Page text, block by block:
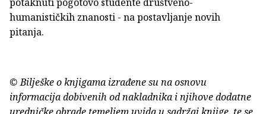
humanističkih znanosti - na postavljanje novih
pitanja.
© Bilješke o knjigama izrađene su na osnovu
informacija dobivenih od nakladnika i njihove dodatne